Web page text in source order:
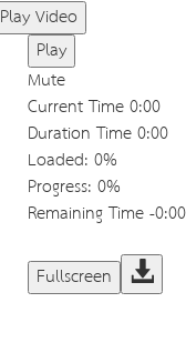
Play Video
Play
Mute
Current Time0:00
Duration Time0:00
Loaded: 0%
Progress: 0%
Remaining Time-0:00
Fullscreen